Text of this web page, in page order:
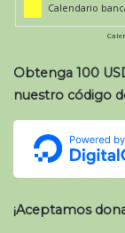
Calendario
Obtenga 100
nuestro código
¡Aceptamos